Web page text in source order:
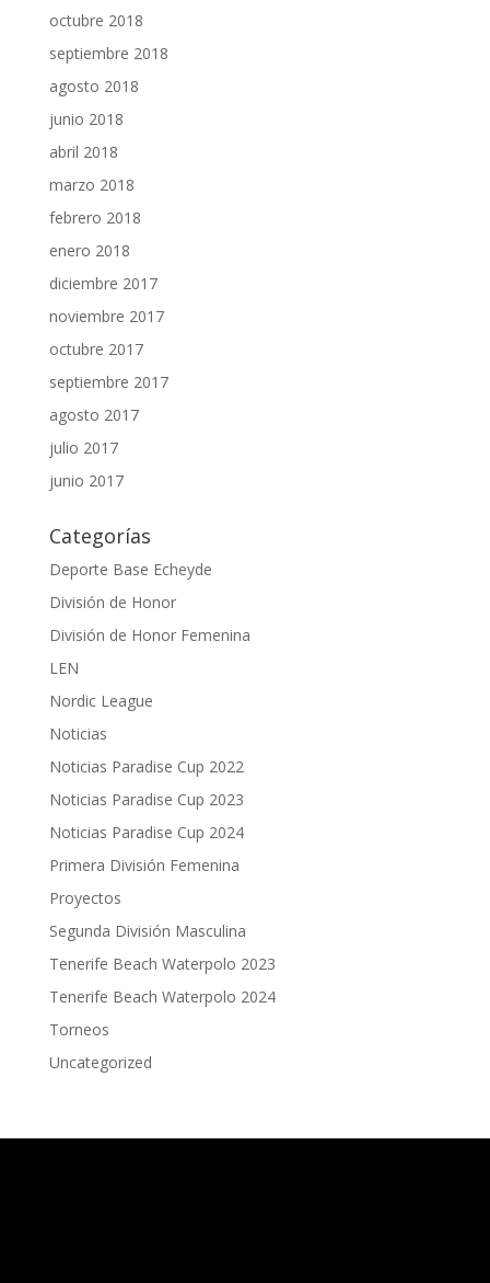
octubre 2018
septiembre 2018
agosto 2018
junio 2018
abril 2018
marzo 2018
febrero 2018
enero 2018
diciembre 2017
noviembre 2017
octubre 2017
septiembre 2017
agosto 2017
julio 2017
junio 2017
Categorías
Deporte Base Echeyde
División de Honor
División de Honor Femenina
LEN
Nordic League
Noticias
Noticias Paradise Cup 2022
Noticias Paradise Cup 2023
Noticias Paradise Cup 2024
Primera División Femenina
Proyectos
Segunda División Masculina
Tenerife Beach Waterpolo 2023
Tenerife Beach Waterpolo 2024
Torneos
Uncategorized